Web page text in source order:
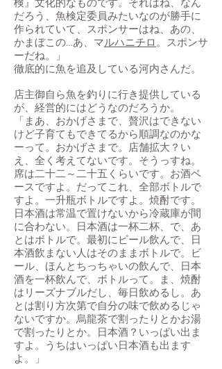
検』文化的なものです。それはね、なん
だろう、魚検定委員みたいなのが勝手に
作られていて、スポンサーはね、あの、
かまぼこの…あ、マルハニチロ 。スポンサ
ーだね。」
徹底的に魚を追及している河内さんだ。
店主御自ら魚を釣りに行き提供している
が、経営的にはどうなのだろうか。
「まあ、おかげさまで、贅沢はできない
けど子育てもできてるから順調なのかな
ーって。おかげさまで。店舗拡大？い
え、全く考えてないです。そうっすね。
席は二十二～二十五くらいです。お酒ベ
ースですよ。だってこれ、全部ボトルで
すよ。一升瓶ボトルですよ。焼酎です。
日本酒は常温で置けないから冷蔵庫が間
に合わない。日本酒は一杯二杯、で、あ
とはボトルで。最初にビール飲んで、日
本酒飲まない人はそのままボトルで。ビ
ール、ほんとちっちゃいの飲んで、日本
酒を一杯飲んで、ボトルって。ま、焼酎
はリーズナブルだし、毎日飲めるし。あ
とは割り方次第で自分の味で飲めるじゃ
ないですか。烏龍茶で割ったりとかお湯
で割ったりとか。日本酒？いっぱい出ま
すよ。うちはいっぱい日本酒も出ます
よ。」